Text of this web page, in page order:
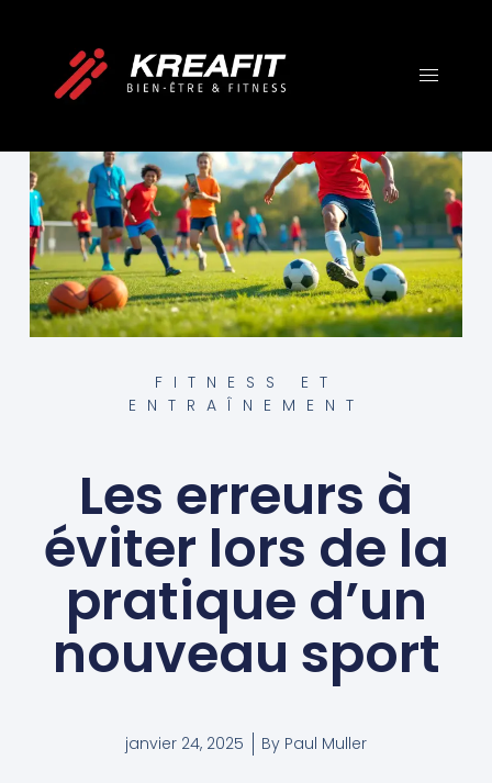
FITNESS ET
ENTRAÎNEMENT
Les erreurs à
éviter lors de la
pratique d’un
nouveau sport
janvier 24, 2025 By Paul Muller